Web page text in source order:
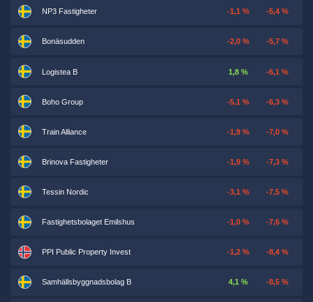
NP3 Fastigheter -1,1 % -5,4 %
Bonäsudden -2,0 % -5,7 %
Logistea B 1,8 % -6,1 %
Boho Group -5,1 % -6,3 %
Train Alliance -1,9 % -7,0 %
Brinova Fastigheter -1,9 % -7,3 %
Tessin Nordic -3,1 % -7,5 %
Fastighetsbolaget Emilshus -1,0 % -7,6 %
PPI Public Property Invest -1,2 % -8,4 %
Samhällsbyggnadsbolag B 4,1 % -8,5 %